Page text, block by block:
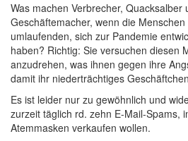
Was machen Verbrecher, Quacksalber
Geschäftemacher, wenn die
umlaufenden, sich zur Pandemie
haben? Richtig: Sie versuchen diesen
anzudrehen, was ihnen gegen ihre
damit ihr niederträchtiges
Es ist leider nur zu gewöhnlich und
zurzeit täglich rd. zehn E-Mail-Spams,
Atemmasken verkaufen wollen.